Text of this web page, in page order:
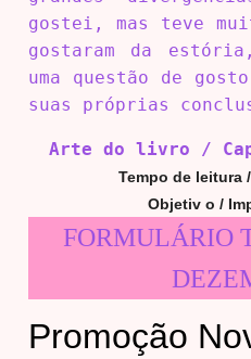
gostei, mas teve
gostaram da
uma questão de
suas próprias
Arte do livro /
Tempo de leitura
Objetiv o /
FORMULÁRIO